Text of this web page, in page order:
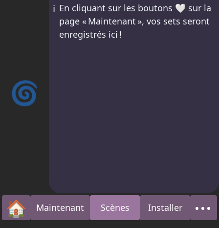
🌀
ℹ️ En cliquant sur les boutons 🤍 sur la
page « Maintenant », vos sets seront
enregistrés ici !
🏠AccueilMaintenant Scènes Installer •••
À